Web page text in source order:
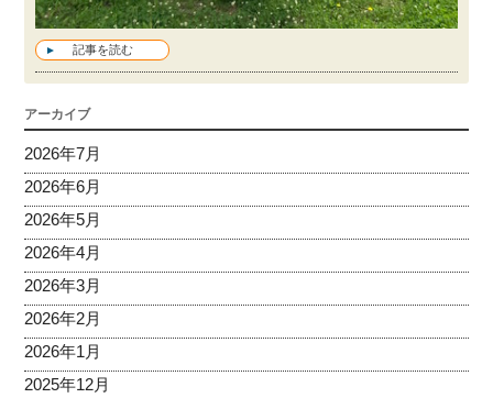
記事を読む
アーカイブ
2026年7月
2026年6月
2026年5月
2026年4月
2026年3月
2026年2月
2026年1月
2025年12月